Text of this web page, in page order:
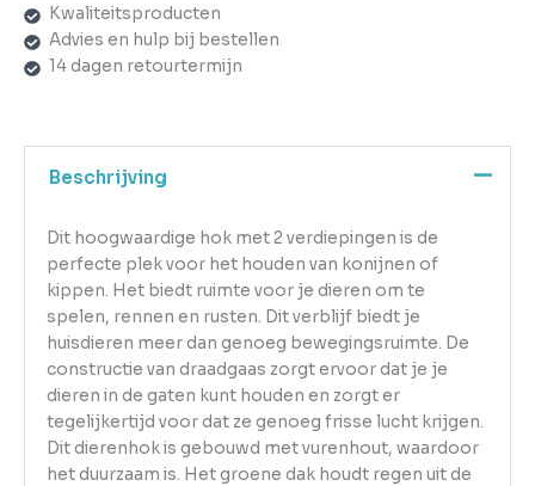
Kwaliteitsproducten
Advies en hulp bij bestellen
14 dagen retourtermijn
Beschrijving
Dit hoogwaardige hok met 2 verdiepingen is de
perfecte plek voor het houden van konijnen of
kippen. Het biedt ruimte voor je dieren om te
spelen, rennen en rusten. Dit verblijf biedt je
huisdieren meer dan genoeg bewegingsruimte. De
constructie van draadgaas zorgt ervoor dat je je
dieren in de gaten kunt houden en zorgt er
tegelijkertijd voor dat ze genoeg frisse lucht krijgen.
Dit dierenhok is gebouwd met vurenhout, waardoor
het duurzaam is. Het groene dak houdt regen uit de